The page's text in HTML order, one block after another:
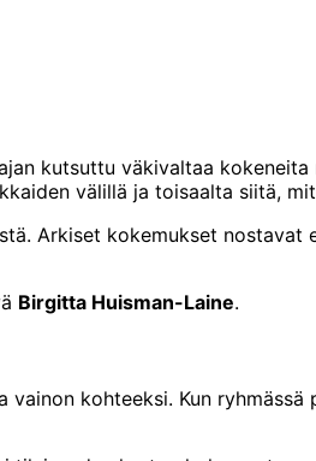
kutsuttu väkivaltaa
välillä ja toisaalta siitä,
Arkiset kokemukset
Birgitta Huisman-Laine.
kohteeksi. Kun